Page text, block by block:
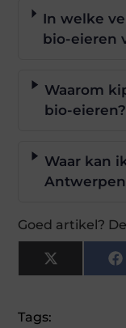
In welke
bio-eieren
Waarom
bio-eieren?
Waar kan
Goed artikel?
X
(Twitter)
Tags: